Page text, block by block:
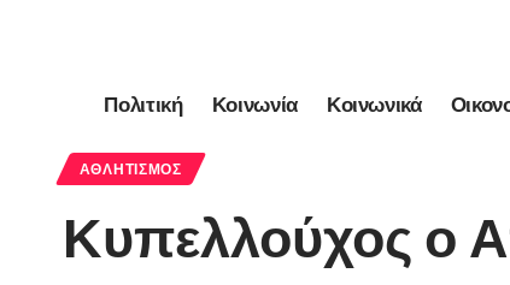
Πολιτική Κοινωνία Κοινωνικά
ΑΘΛΗΤΙΣΜΌΣ
Κυπελλούχος ο